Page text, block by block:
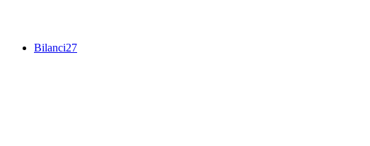
Bilanci27